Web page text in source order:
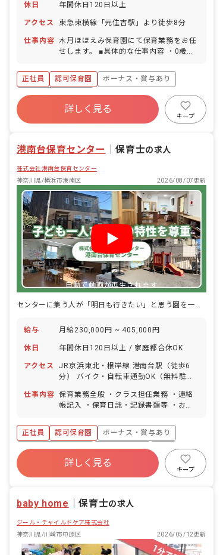
休日 年間休日120日以上
アクセス 東急東横線「元住吉駅」より徒歩8分
仕事内容 木月ほほえみ保育園にて保育業務をお任
せします。 ■具体的な仕事内容 ・0歳児
・乳児は食事の介助やおむつ交換をしま
す。 ・複数担任でクラス運営をしている
ので、わからない事や不安な事もサポー
トしてもらいながら保育ができます。 ・
子ども主体の保育を行っています。今、
正社員 認可保育園
ボーナス・賞与あり
年間休日120日以上
寮・住宅・家賃補助あり
社会保険完備
残業少なめ
詳しく見る
キープ
港南台保育センター ｜保育士の求人
株式会社港南台保育センター
神奈川県/横浜市港南区
2026/08/07更新
自動で動画が再生されます
給与 月給230,000円 ~ 405,000円
休日 年間休日120日以上 / 家庭都合休OK
アクセス
JR京浜東北・根岸線 港南台駅（徒歩6
分） バイク・自転車通勤OK（無料駐輪
仕事内容 保育業務全般 ・クラス担任業務 ・連絡
帳記入 ・保育日誌・記録書類等 ・おた
正社員
認可保育園
ボーナス・賞与あり
年間休日120日以上
社会保険完備
残業少なめ
昇給昇進あり
詳しく見る
キープ
baby home ｜保育士の求人
ジール・チャイルドケア株式会社
神奈川県/川崎市中原区
2026/05/12更新